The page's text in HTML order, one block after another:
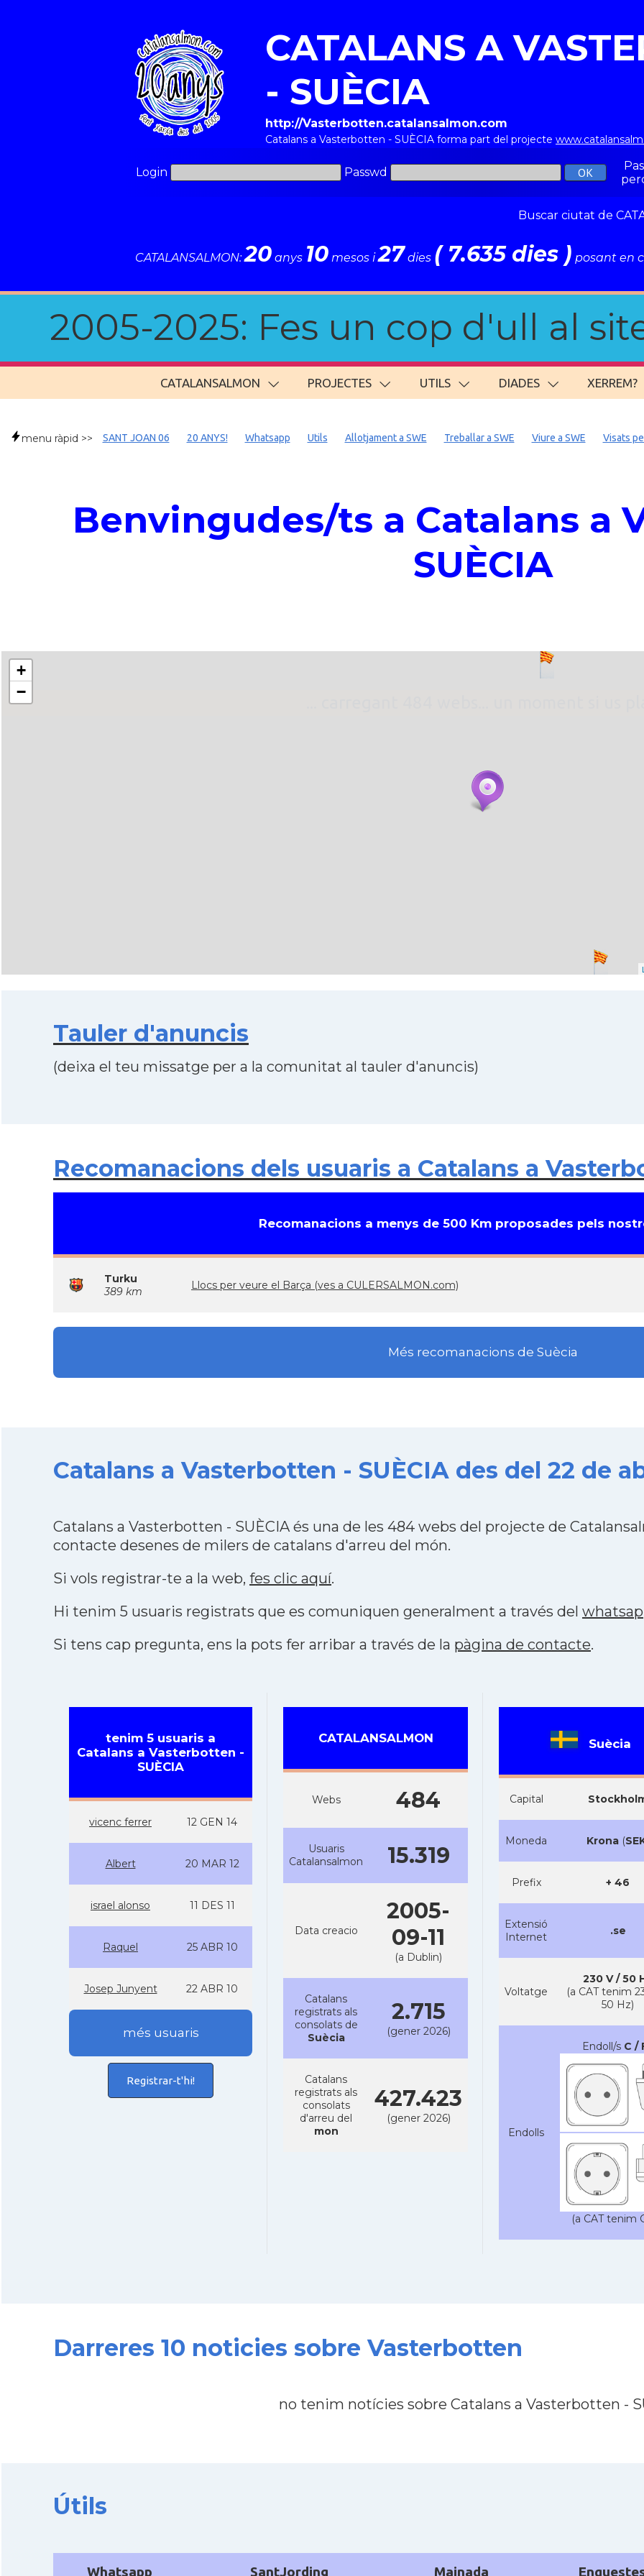
CATALANS A
- SUÈCIA
http://Vasterbotten.catalansalmon.com
Catalans a Vasterbotten - SUÈCIA forma part del projecte
Login Passwd
Buscar ciutat de
CATALANSALMON:20 anys 10 mesos i27 dies ( 7.635 dies ) posant en
2005-2025: Fes un cop d'ull al
CATALANSALMON PROJECTES UTILS DIADES XERREM?
menu ràpid >> SANT JOAN 06 20 ANYS! Whatsapp Utils Allotjament a SWE Treballar a SWE Viure a SWE Visats
Benvingudes/ts a Catalans a
SUÈCIA
+
−
Tauler d'anuncis
(deixa el teu missatge per a la comunitat al tauler d'anuncis)
Recomanacions dels usuaris a Catalans a
Recomanacions a menys de 500 Km proposades pels
Turku
389 km
Llocs per veure el Barça (ves a CULERSALMON.com)
Més recomanacions de Suècia
Catalans a Vasterbotten - SUÈCIA des del 22 de
Catalans a Vasterbotten - SUÈCIA és una de les 484 webs del projecte de
contacte desenes de milers de catalans d'arreu del món.
Si vols registrar-te a la web, fes clic aquí.
Hi tenim 5 usuaris registrats que es comuniquen generalment a través del
Si tens cap pregunta, ens la pots fer arribar a través de la pàgina de contacte.
tenim 5 usuaris a
Catalans a Vasterbotten -
SUÈCIA
vicenc ferrer 12 GEN 14
Albert 20 MAR 12
israel alonso 11 DES 11
Raquel 25 ABR 10
Josep Junyent 22 ABR 10
més usuaris
Registrar-t'hi!
CATALANSALMON
Webs 484
Usuaris
Catalansalmon
15.319
Data creacio
2005-
09-11
(a Dublin)
Catalans
registrats als
consolats de
Suècia
2.715
(gener 2026)
Catalans
registrats als
consolats
d'arreu del
mon
427.423
(gener 2026)
Suècia
Capital
Moneda Krona (
Prefix + 46
Extensió
Internet
.se
Voltatge
230 V / 50
(a CAT tenim
50 Hz)
Endolls
Endoll/s C /
(a CAT tenim
Darreres 10 noticies sobre Vasterbotten
no tenim notícies sobre Catalans a Vasterbotten -
Útils
Whatsapp SantJording Mainada